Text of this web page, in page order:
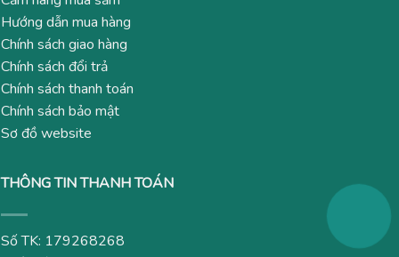
Hướng dẫn mua hàng
Chính sách giao hàng
Chính sách đổi trả
Chính sách thanh toán
Chính sách bảo mật
Sơ đồ website
THÔNG TIN THANH TOÁN
Số TK: 179268268